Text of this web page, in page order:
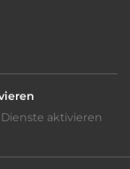
aktivieren